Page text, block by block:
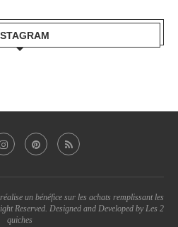
un bénéfice sur les achats remplissant les
Reserved. Designed and Developed by Les 2
quiches